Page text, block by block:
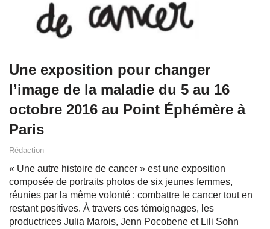
Une exposition pour changer
l’image de la maladie du 5 au 16
octobre 2016 au Point Éphémère à
Paris
Rédaction
« Une autre histoire de cancer » est une exposition
composée de portraits photos de six jeunes femmes,
réunies par la même volonté : combattre le cancer tout en
restant positives. À travers ces témoignages, les
productrices Julia Marois, Jenn Pocobene et Lili Sohn